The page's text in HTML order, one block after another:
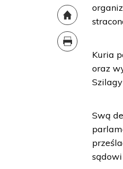
Kuria
oraz
Swą